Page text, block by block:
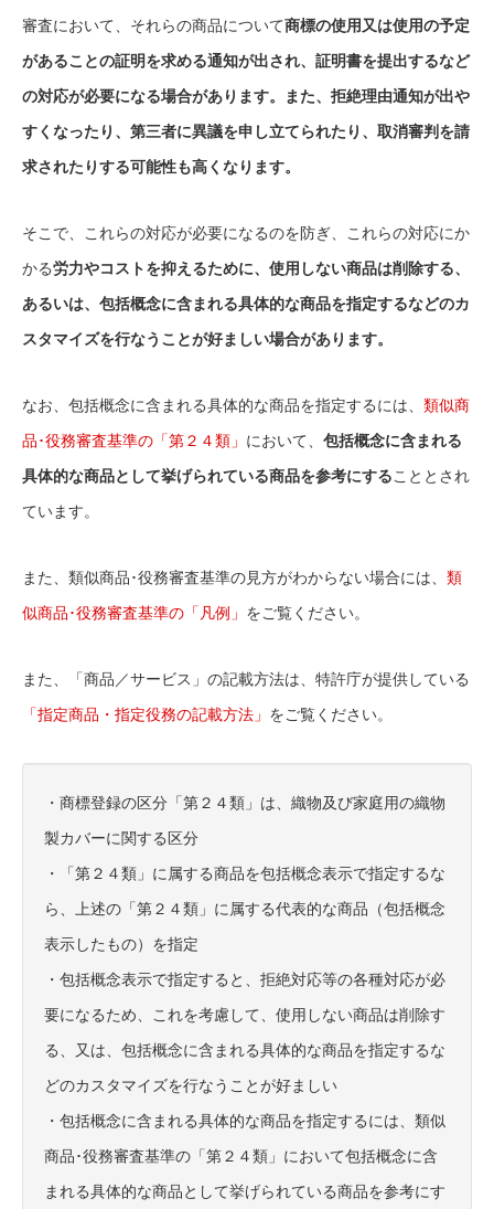
審査において、それらの商品について商標の使用又は使用の予定
があることの証明を求める通知が出され、証明書を提出するなど
の対応が必要になる場合があります。また、拒絶理由通知が出や
すくなったり、第三者に異議を申し立てられたり、取消審判を請
求されたりする可能性も高くなります。
そこで、これらの対応が必要になるのを防ぎ、これらの対応にか
かる労力やコストを抑えるために、使用しない商品は削除する、
あるいは、包括概念に含まれる具体的な商品を指定するなどのカ
スタマイズを行なうことが好ましい場合があります。
なお、包括概念に含まれる具体的な商品を指定するには、 類似商
品･役務審査基準の「第２４類」 において、 包括概念に含まれる
具体的な商品として挙げられている商品を参考にすることとされ
ています。
また、類似商品･役務審査基準の見方がわからない場合には、 類
似商品･役務審査基準の「凡例」 をご覧ください。
また、「商品／サービス」の記載方法は、特許庁が提供している
「指定商品・指定役務の記載方法」 をご覧ください。
・商標登録の区分「第２４類」は、織物及び家庭用の織物
製カバーに関する区分
・「第２４類」に属する商品を包括概念表示で指定するな
ら、上述の「第２４類」に属する代表的な商品（包括概念
表示したもの）を指定
・包括概念表示で指定すると、拒絶対応等の各種対応が必
要になるため、これを考慮して、使用しない商品は削除す
る、又は、包括概念に含まれる具体的な商品を指定するな
どのカスタマイズを行なうことが好ましい
・包括概念に含まれる具体的な商品を指定するには、類似
商品･役務審査基準の「第２４類」において包括概念に含
まれる具体的な商品として挙げられている商品を参考にす